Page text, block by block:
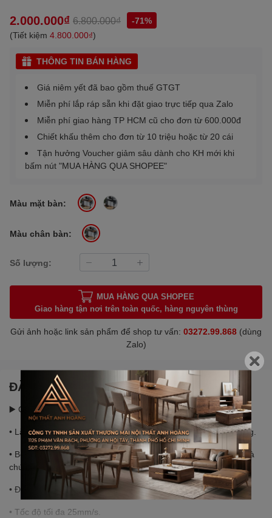
2.000.000₫ 6.800.000₫
-71%
(Tiết kiệm 4.800.000₫)
THÔNG TIN BÁN HÀNG
Giá niêm yết đã bao gồm thuế GTGT
Miễn phí lắp ráp sẵn khi đặt giao trực tiếp qua Zalo
Miễn phí giao hàng TP HCM cũ cho đơn từ 600.000đ
Chiết khấu thêm cho đơn từ 10 triệu hoặc từ 20 cái
Tận hưởng Voucher giảm sâu dành cho KH mới khi
bấm nút "MUA HÀNG QUA SHOPEE"
Màu mặt bàn:
Màu chân bàn:
Số lượng:
MUA HÀNG QUA SHOPEE
Giao hàng tận nơi trên toàn quốc, hàng nguyên thùng
Gửi ảnh hoặc link sản phẩm để shop tư vấn: 03272.99.868 (dùng
Zalo)
ĐẶC ĐIỂM NỔI BẬT
▶️ Chia sẻ về tính năng sản phẩm:
• Lắp đặt: sản phẩm chưa được lắp ráp sẵn trước khi giao hàng.
• Bộ động cơ 2 motor mạnh mẽ, Bộ điều chỉnh tích hợp 6 nút và
chức năng ngừng khi gặp vật cản
• Độ ồn thấp < 50dB.
• Tốc độ tối đa 25mm/s.